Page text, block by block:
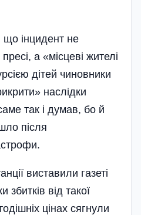
що інцидент не
а «місцеві жителі
дітей чиновники
наслідки
так і думав, бо й
після
виставили газеті
збитків від такої
цінах сягнули